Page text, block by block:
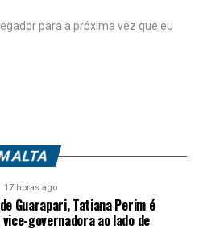
para a próxima vez que eu
ALTA
17 horas ago
Guarapari, Tatiana Perim é
governadora ao lado de